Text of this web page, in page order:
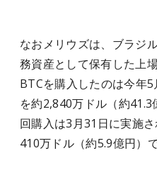
なおメリウズは、ブラジ
務資産として保有した上
BTCを購入したのは今年
を約2,840万ドル（約
回購入は3月31日に実施
410万ドル（約5.9億円）